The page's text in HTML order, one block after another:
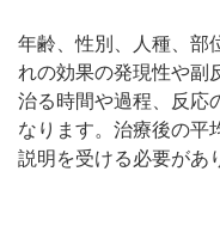
年齢、性別、人種、部
れの効果の発現性や副
治る時間や過程、反応
なります。治療後の平
説明を受ける必要があ